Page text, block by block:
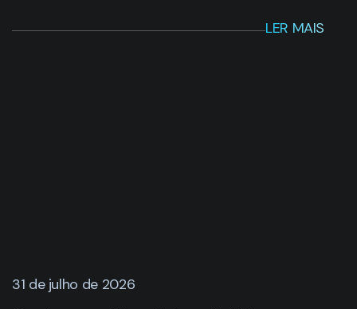
LER MAIS
31 de julho de 2026